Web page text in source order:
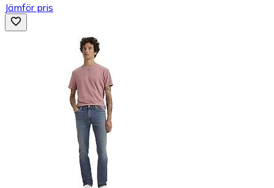
Jämför pris